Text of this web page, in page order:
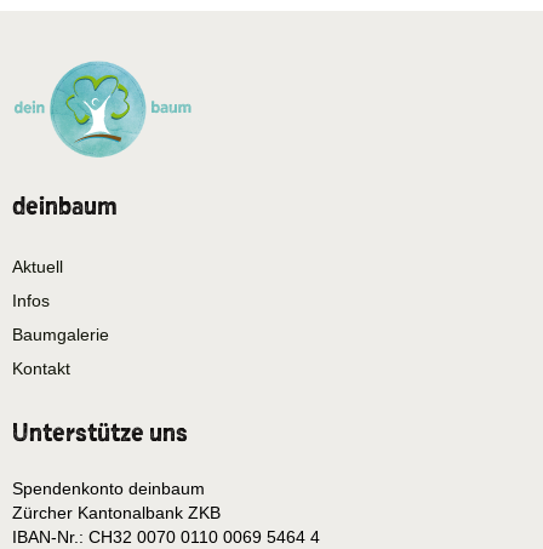
deinbaum
Aktuell
Infos
Baumgalerie
Kontakt
Unterstütze uns
Spendenkonto deinbaum
Zürcher Kantonalbank ZKB
IBAN-Nr.: CH32 0070 0110 0069 5464 4